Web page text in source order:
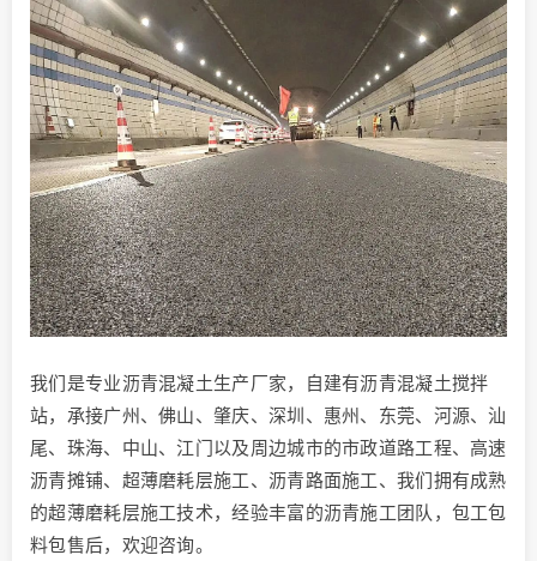
我们是专业沥青混凝土生产厂家，自建有沥青混凝土搅拌
站，承接广州、佛山、肇庆、深圳、惠州、东莞、河源、汕
尾、珠海、中山、江门以及周边城市的市政道路工程、高速
沥青摊铺、超薄磨耗层施工、沥青路面施工、我们拥有成熟
的超薄磨耗层施工技术，经验丰富的沥青施工团队，包工包
料包售后，欢迎咨询。